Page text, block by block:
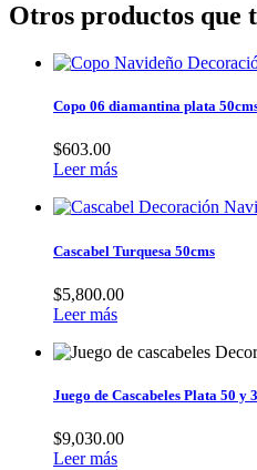
Otros productos que
Copo 06 diamantina plata
$603.00
Leer más
Cascabel Turquesa 50cms
$5,800.00
Leer más
Juego de Cascabeles Plata 50 y
$9,030.00
Leer más